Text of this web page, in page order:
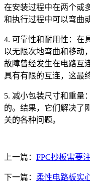
在安装过程中在两个或
和执行过程中可以弯曲
4. 可靠性和耐用性：在
以无限次地弯曲和移动
故障曾经发生在电路互
具有有限的互连，这最
5. 减小包装尺寸和重量
的。结果，它们解决了
关的各种问题。
上一篇： FPC抄板需要
下一篇： 柔性电路板实